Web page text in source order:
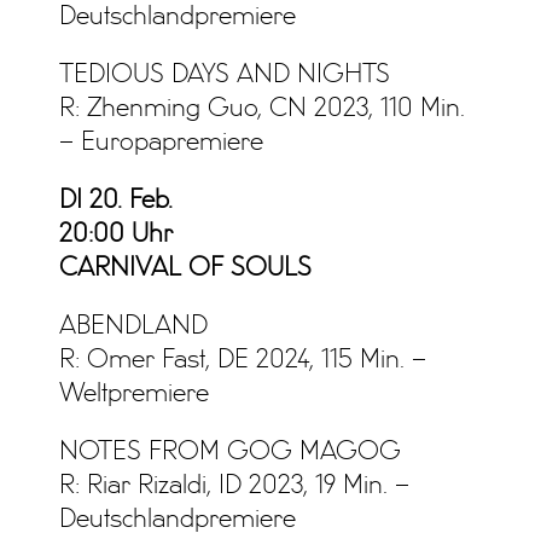
Deutschlandpremiere
TEDIOUS DAYS AND NIGHTS
R: Zhenming Guo, CN 2023, 110 Min.
– Europapremiere
DI 20. Feb.
20:00 Uhr
CARNIVAL OF SOULS
ABENDLAND
R: Omer Fast, DE 2024, 115 Min. –
Weltpremiere
NOTES FROM GOG MAGOG
R: Riar Rizaldi, ID 2023, 19 Min. –
Deutschlandpremiere